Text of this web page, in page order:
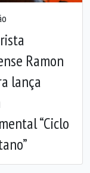
Ramon
lança
“Ciclo